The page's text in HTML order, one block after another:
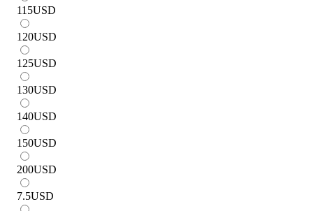
115USD
120USD
125USD
130USD
140USD
150USD
200USD
7.5USD